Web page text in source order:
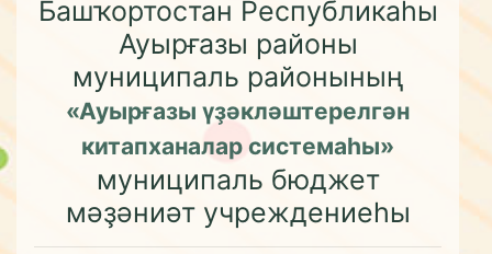
Башҡортостан Республикаһы
Ауырғазы районы
муниципаль районының
«Ауырғазы үҙәкләштерелгән
китапханалар системаһы»
муниципаль бюджет
мәҙәниәт учреждениеһы